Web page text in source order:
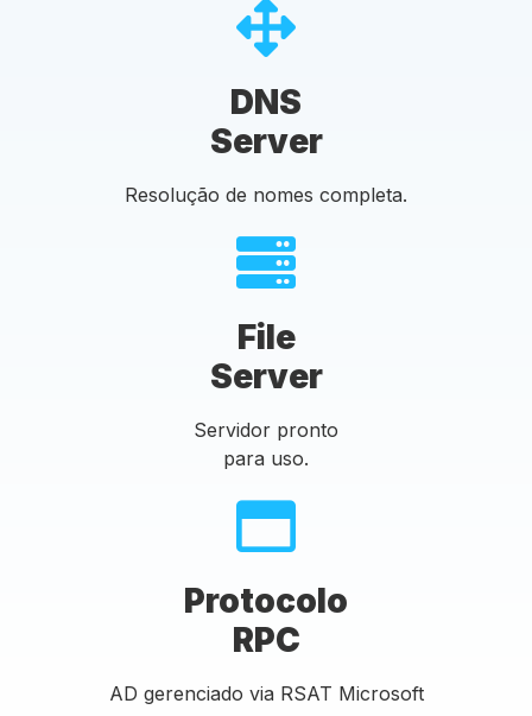
DNS
Server
Resolução de nomes completa.
File
Server
Servidor pronto
para uso.
Protocolo
RPC
AD gerenciado via RSAT Microsoft